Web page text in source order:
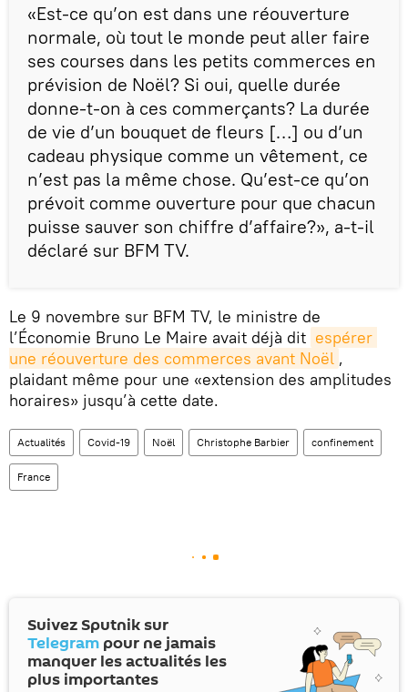
«Est-ce qu’on est dans une réouverture
normale, où tout le monde peut aller faire
ses courses dans les petits commerces en
prévision de Noël? Si oui, quelle durée
donne-t-on à ces commerçants? La durée
de vie d’un bouquet de fleurs […] ou d’un
cadeau physique comme un vêtement, ce
n’est pas la même chose. Qu’est-ce qu’on
prévoit comme ouverture pour que chacun
puisse sauver son chiffre d’affaire?», a-t-il
déclaré sur BFM TV.
Le 9 novembre sur BFM TV, le ministre de
l’Économie Bruno Le Maire avait déjà dit espérer
une réouverture des commerces avant Noël ,
plaidant même pour une «extension des amplitudes
horaires» jusqu’à cette date.
Actualités Covid-19 Noël Christophe Barbier confinement
France
Suivez Sputnik sur
Telegram pour ne jamais
manquer les actualités les
plus importantes